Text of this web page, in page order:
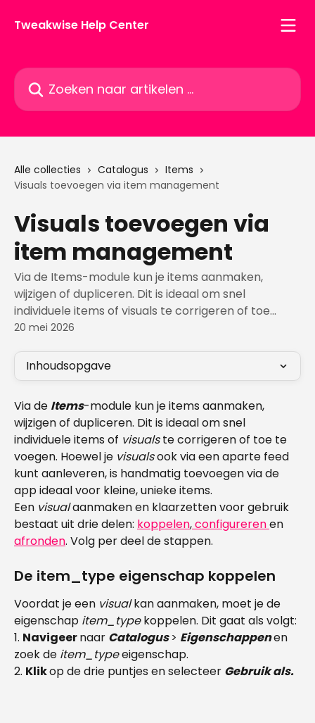
Tweakwise Help Center
Zoeken naar artikelen ...
Alle collecties Catalogus
Items
Visuals toevoegen via item management
Visuals toevoegen via
item management
Via de Items-module kun je items aanmaken,
wijzigen of dupliceren. Dit is ideaal om snel
individuele items of visuals te corrigeren of toe...
20 mei 2026
Inhoudsopgave
Via de Items-module kun je items aanmaken,
wijzigen of dupliceren. Dit is ideaal om snel
individuele items of visuals te corrigeren of toe te
voegen. Hoewel je visuals ook via een aparte feed
kunt aanleveren, is handmatig toevoegen via de
app ideaal voor kleine, unieke items.
Een visual aanmaken en klaarzetten voor gebruik
bestaat uit drie delen: koppelen, configurerenen
afronden. Volg per deel de stappen.
De item_type eigenschap koppelen
Voordat je een visual kan aanmaken, moet je de
eigenschap item_type koppelen. Dit gaat als volgt:
1. Navigeer naar Catalogus > Eigenschappen en
zoek de item_type eigenschap.
2. Klik op de drie puntjes en selecteer Gebruik als.